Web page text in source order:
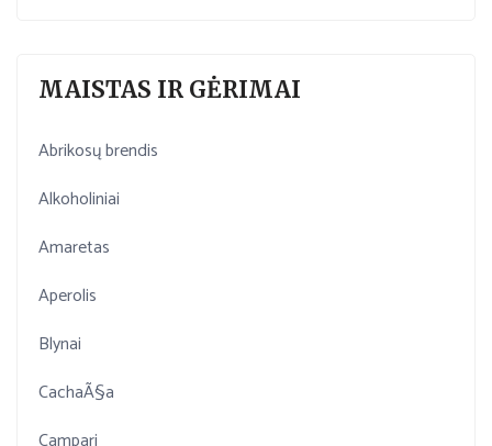
MAISTAS IR GĖRIMAI
Abrikosų brendis
Alkoholiniai
Amaretas
Aperolis
Blynai
CachaÃ§a